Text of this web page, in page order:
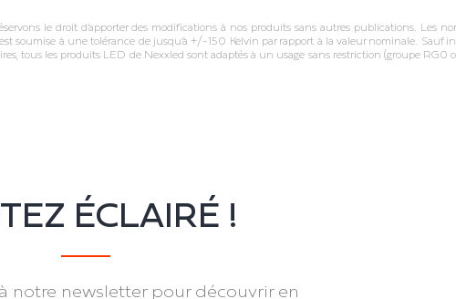
le droit d’apporter des modifications à nos produits sans autres publications. Les
soumise à une tolérance de jusqu’à +/‐150 Kelvin par rapport à la valeur nominale. Sauf
tous les produits LED de Nexxled sont adaptés à un usage sans restriction (groupe RG0
ÉCLAIRÉ !
notre newsletter pour découvrir en